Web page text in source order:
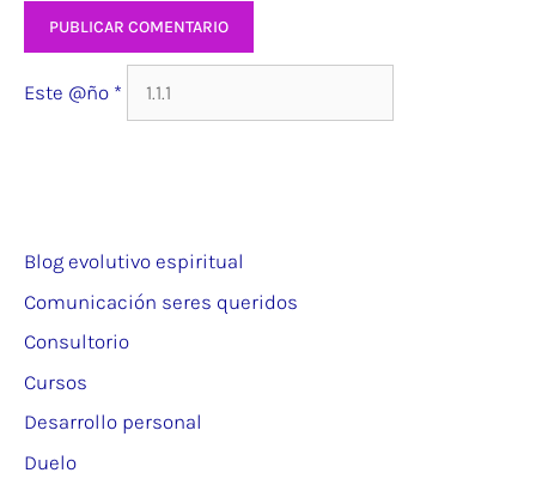
Este @ño *
Blog evolutivo espiritual
Comunicación seres queridos
Consultorio
Cursos
Desarrollo personal
Duelo